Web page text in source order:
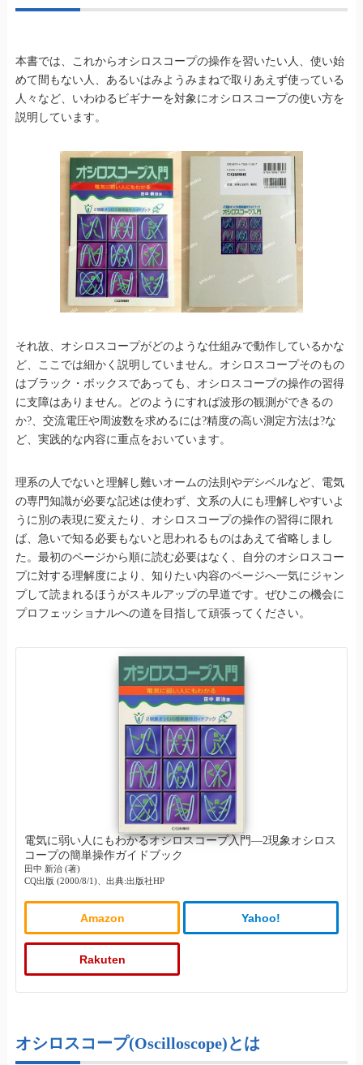
本書では、これからオシロスコープの操作を習いたい人、使い始
めて間もない人、あるいはみようみまねで取りあえず使っている
人々など、いわゆるビギナーを対象にオシロスコープの使い方を
説明しています。
それ故、オシロスコープがどのような仕組みで動作しているかな
ど、ここでは細かく説明していません。オシロスコープそのもの
はブラック・ボックスであっても、オシロスコープの操作の習得
に支障はありません。どのようにすれば波形の観測ができるの
か?、交流電圧や周波数を求めるには?精度の高い測定方法は?な
ど、実践的な内容に重点をおいています。
理系の人でないと理解し難いオームの法則やデシベルなど、電気
の専門知識が必要な記述は使わず、文系の人にも理解しやすいよ
うに別の表現に変えたり、オシロスコープの操作の習得に限れ
ば、急いで知る必要もないと思われるものはあえて省略しまし
た。最初のページから順に読む必要はなく、自分のオシロスコー
プに対する理解度により、知りたい内容のページへ一気にジャン
プして読まれるほうがスキルアップの早道です。ぜひこの機会に
プロフェッショナルへの道を目指して頑張ってください。
電気に弱い人にもわかるオシロスコープ入門―2現象オシロス
コープの簡単操作ガイドブック
田中 新治 (著)
CQ出版 (2000/8/1)、出典:出版社HP
Amazon Yahoo!
Rakuten
オシロスコープ(Oscilloscope)とは